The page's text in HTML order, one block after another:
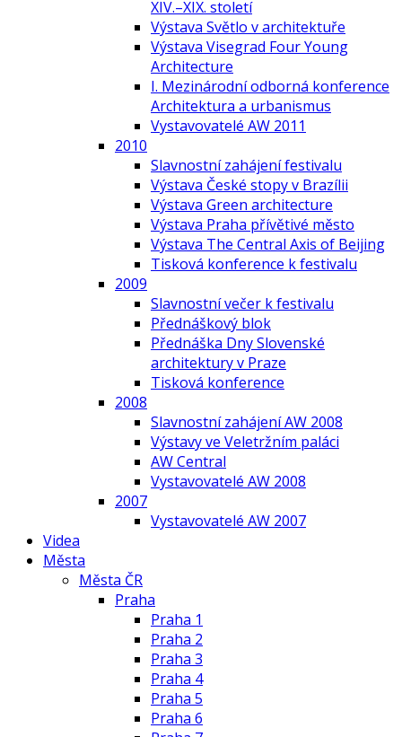
XIV.–XIX. století
Výstava Světlo v architektuře
Výstava Visegrad Four Young
Architecture
I. Mezinárodní odborná konference
Architektura a urbanismus
Vystavovatelé AW 2011
2010
Slavnostní zahájení festivalu
Výstava České stopy v Brazílii
Výstava Green architecture
Výstava Praha přívětivé město
Výstava The Central Axis of Beijing
Tisková konference k festivalu
2009
Slavnostní večer k festivalu
Přednáškový blok
Přednáška Dny Slovenské
architektury v Praze
Tisková konference
2008
Slavnostní zahájení AW 2008
Výstavy ve Veletržním paláci
AW Central
Vystavovatelé AW 2008
2007
Vystavovatelé AW 2007
Videa
Města
Města ČR
Praha
Praha 1
Praha 2
Praha 3
Praha 4
Praha 5
Praha 6